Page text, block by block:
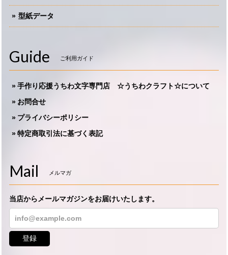
型紙データ
Guide ご利用ガイド
手作り応援うちわ文字専門店 ☆うちわクラフト☆について
お問合せ
プライバシーポリシー
特定商取引法に基づく表記
Mail メルマガ
当店からメールマガジンをお届けいたします。
登録